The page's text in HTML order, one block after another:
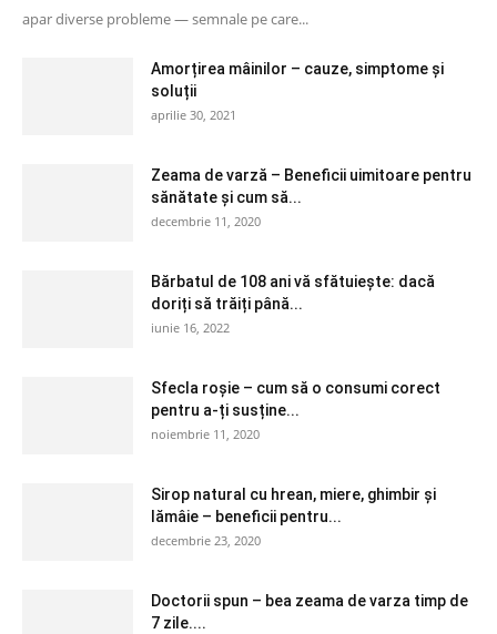
apar diverse probleme — semnale pe care...
Amorțirea mâinilor – cauze, simptome și
soluții
aprilie 30, 2021
Zeama de varză – Beneficii uimitoare pentru
sănătate și cum să...
decembrie 11, 2020
Bărbatul de 108 ani vă sfătuiește: dacă
doriți să trăiți până...
iunie 16, 2022
Sfecla roșie – cum să o consumi corect
pentru a-ți susține...
noiembrie 11, 2020
Sirop natural cu hrean, miere, ghimbir și
lămâie – beneficii pentru...
decembrie 23, 2020
Doctorii spun – bea zeama de varza timp de
7 zile....